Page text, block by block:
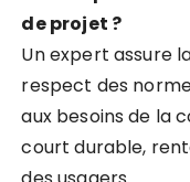
de projet ?
Un expert assure
respect des
aux besoins de la
court durable,